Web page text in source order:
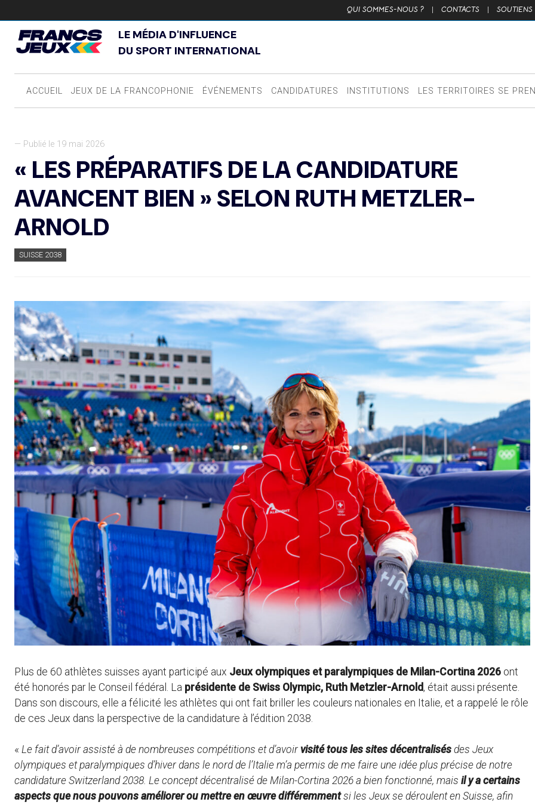
QUI SOMMES-NOUS ? | CONTACTS | SOUTIENS
LE MÉDIA D'INFLUENCE
DU SPORT INTERNATIONAL
ACCUEIL JEUX DE LA FRANCOPHONIE ÉVÉNEMENTS CANDIDATURES INSTITUTIONS LES TERRITOIRES SE
— Publié le 19 mai 2026
« LES PRÉPARATIFS DE LA CANDIDATURE
AVANCENT BIEN » SELON RUTH METZLER-
ARNOLD
SUISSE 2038
Plus de 60 athlètes suisses ayant participé aux Jeux olympiques et paralympiques de Milan-Cortina 2026 ont
été honorés par le Conseil fédéral. La présidente de Swiss Olympic, Ruth Metzler-Arnold , était aussi présente.
Dans son discours, elle a félicité les athlètes qui ont fait briller les couleurs nationales en Italie, et a rappelé le rôle
de ces Jeux dans la perspective de la candidature à l’édition 2038.
« Le fait d’avoir assisté à de nombreuses compétitions et d’avoir visité tous les sites décentralisés des Jeux
olympiques et paralympiques d’hiver dans le nord de l’Italie m’a permis de me faire une idée plus précise de notre
candidature Switzerland 2038. Le concept décentralisé de Milan-Cortina 2026 a bien fonctionné, mais il y a certains
aspects que nous pouvons améliorer ou mettre en œuvre différemmentsi les Jeux se déroulent en Suisse, afin